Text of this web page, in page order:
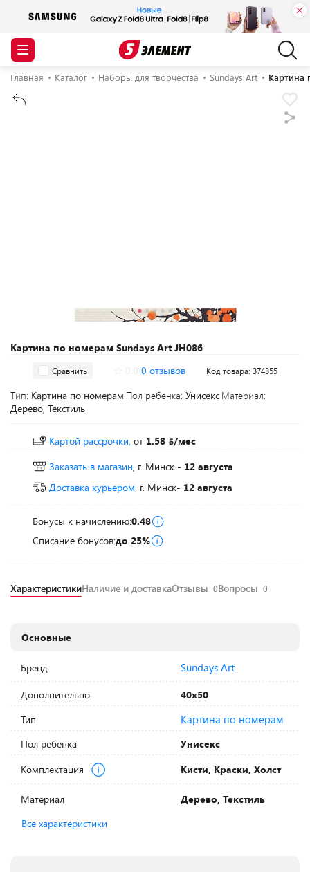
Главная Каталог Наборы для творчества Sundays Art Картина
Картина по номерам Sundays Art JH086
Сравнить 0 отзывов Код товара: 374355
Тип: Картина по номерам Пол ребенка: Унисекс Материал:
Дерево, Текстиль
Картой рассрочки, от 1.58
/мес
Заказать в магазин, г. Минск - 12 августа
Доставка курьером, г. Минск- 12 августа
Бонусы к начислению:0.48
Списание бонусов:до 25%
ХарактеристикиНаличие и доставкаОтзывы 0Вопросы 0
Основные
Бренд Sundays Art
Дополнительно
40х50
Тип
Картина по номерам
Пол ребенка
Унисекс
Комплектация
Кисти, Краски, Холст
Материал
Дерево, Текстиль
Все характеристики